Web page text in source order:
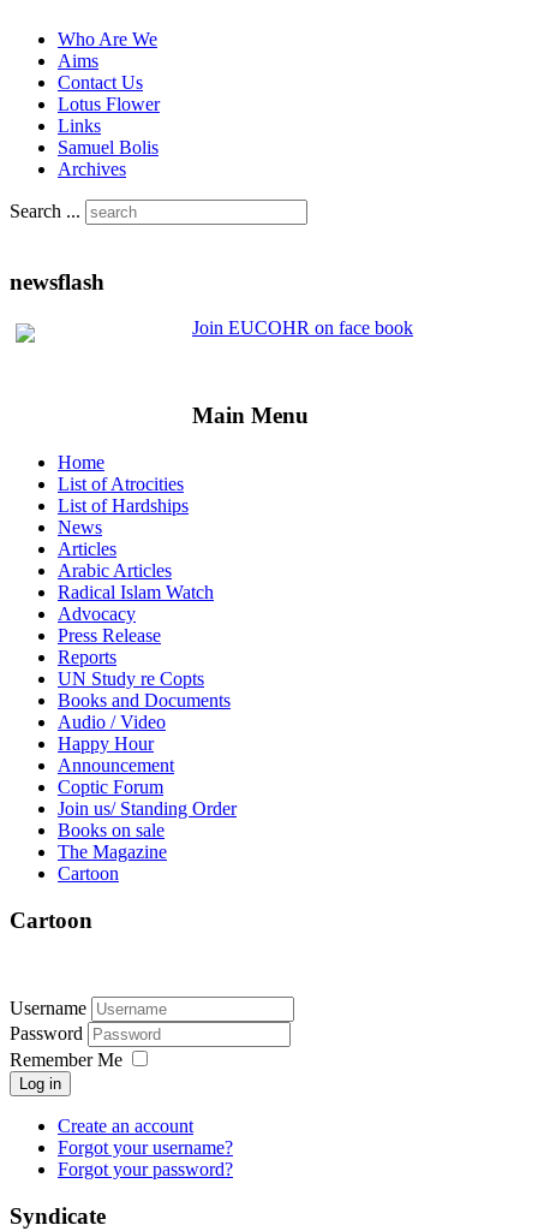
Who Are We
Aims
Contact Us
Lotus Flower
Links
Samuel Bolis
Archives
Search ...
newsflash
Join EUCOHR on face book
Main Menu
Home
List of Atrocities
List of Hardships
News
Articles
Arabic Articles
Radical Islam Watch
Advocacy
Press Release
Reports
UN Study re Copts
Books and Documents
Audio / Video
Happy Hour
Announcement
Coptic Forum
Join us/ Standing Order
Books on sale
The Magazine
Cartoon
Cartoon
Username
Password
Remember Me
Log in
Create an account
Forgot your username?
Forgot your password?
Syndicate